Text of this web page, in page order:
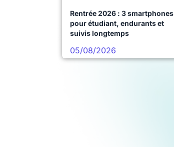
Rentrée 2026 : 3 smartphones
pour étudiant, endurants et
suivis longtemps
05/08/2026